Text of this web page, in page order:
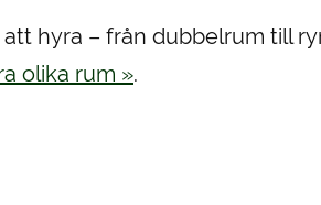
hyra – från dubbelrum till
olika rum ».